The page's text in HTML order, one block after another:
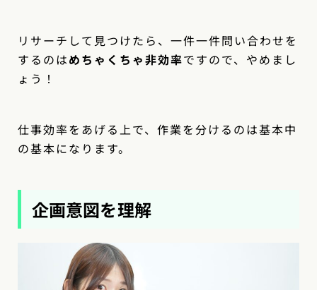
リサーチして見つけたら、一件一件問い合わせを
するのはめちゃくちゃ非効率ですので、やめまし
ょう！
仕事効率をあげる上で、作業を分けるのは基本中
の基本になります。
企画意図を理解